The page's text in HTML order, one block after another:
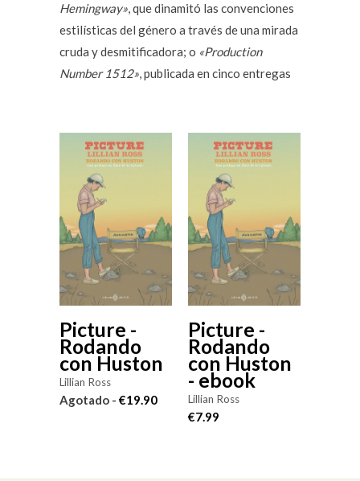
Hemingway», que dinamitó las convenciones
estilísticas del género a través de una mirada
cruda y desmitificadora; o «Production
Number 1512», publicada en cinco entregas
Picture -
Rodando
con Huston
Lillian Ross
Agotado - €19.90
Picture -
Rodando
con Huston
- ebook
Lillian Ross
€7.99